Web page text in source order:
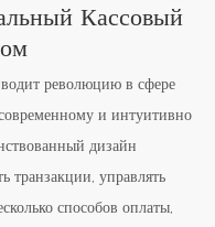
Кассовый
революцию в сфере
и интуитивно
дизайн
транзакции, управлять
способов оплаты,